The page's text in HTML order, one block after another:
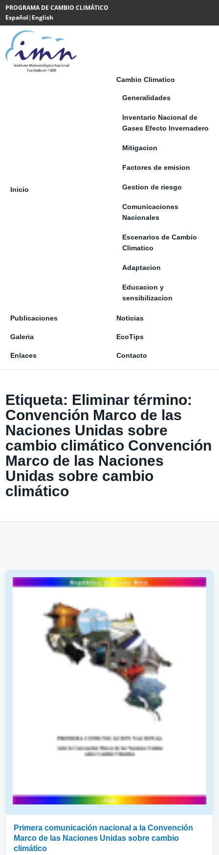
Saltar al contenido
PROGRAMA DE CAMBIO CLIMÁTICO
Español| English
Powered
by
Translate
Inicio
Cambio Climatico
Generalidades
Inventario Nacional de
Gases Efecto Invernadero
Mitigacion
Factores de emision
Gestion de riesgo
Comunicaciones
Nacionales
Escenarios de Cambio
Climatico
Adaptacion
Educacion y
sensibilizacion
Publicaciones Noticias
Galeria EcoTips
Enlaces Contacto
Etiqueta: Eliminar término:
Convención Marco de las
Naciones Unidas sobre
cambio climático Convención
Marco de las Naciones
Unidas sobre cambio
climático
Primera comunicación nacional a la Convención
Marco de las Naciones Unidas sobre cambio
climático